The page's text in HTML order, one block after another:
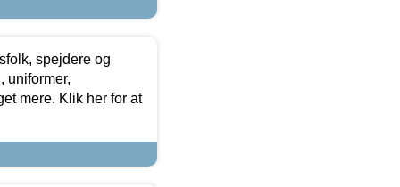
spejdere og
uniformer,
mere. Klik her for at